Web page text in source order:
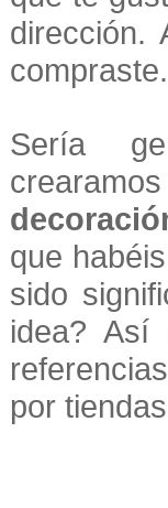
dirección.
compraste.
Sería
que
sido
idea? Así
por